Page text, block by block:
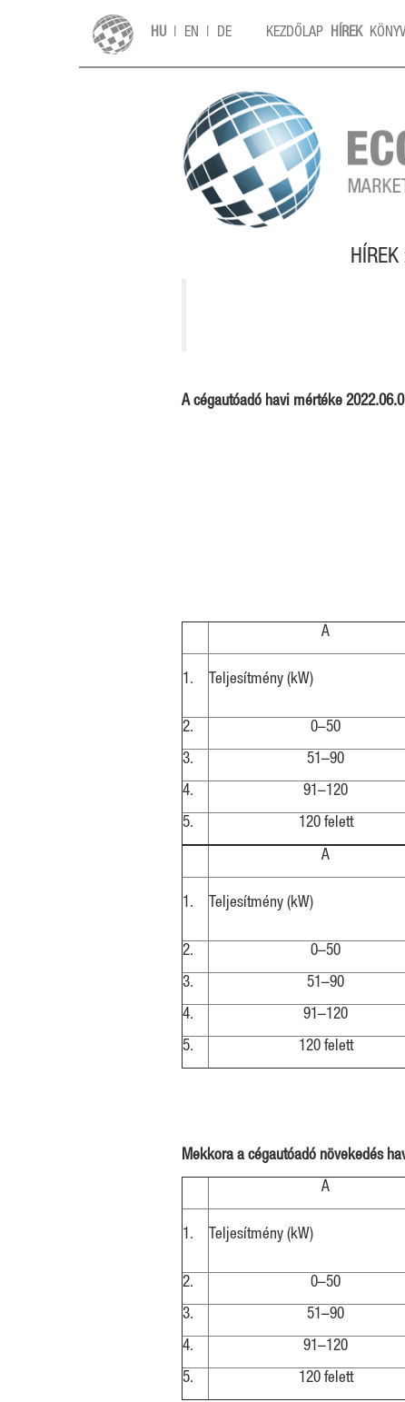
HU | EN | DE KEZDŐLAP HÍREK
A cégautóadó havi mértéke
A
1. Teljesítmény (kW)
2. 0–50
3. 51–90
4. 91–120
5. 120 felett
A
1. Teljesítmény (kW)
2. 0–50
3. 51–90
4. 91–120
5. 120 felett
Mekkora a cégautóadó növekedés
A
1. Teljesítmény (kW)
2. 0–50
3. 51–90
4. 91–120
5. 120 felett